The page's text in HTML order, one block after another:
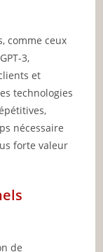
comme ceux
3,
et
technologies
nécessaire
forte valeur
de